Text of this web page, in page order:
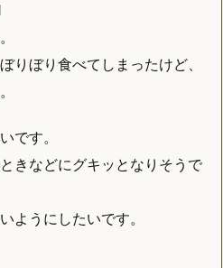
りぼり食べてしまったけど、
です。
きなどにグキッとなりそうで
ようにしたいです。